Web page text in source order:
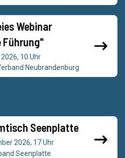
Webinar
Führung"
10 Uhr
Neubrandenburg
Seenplatte
2026, 17 Uhr
Seenplatte